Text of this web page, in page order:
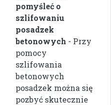
pomyśleć o
szlifowaniu
posadzek
betonowych - Przy
pomocy
szlifowania
betonowych
posadzek można się
pozbyć skutecznie